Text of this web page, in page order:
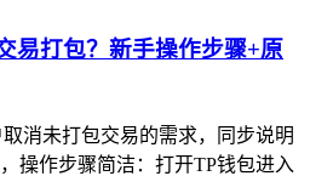
易打包？新手操作步骤+原
消未打包交易的需求，同步说明
操作步骤简洁：打开TP钱包进入